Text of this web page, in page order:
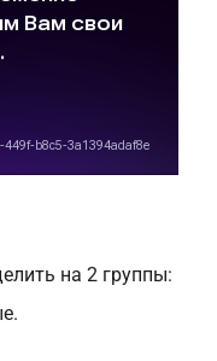
на 2 группы: